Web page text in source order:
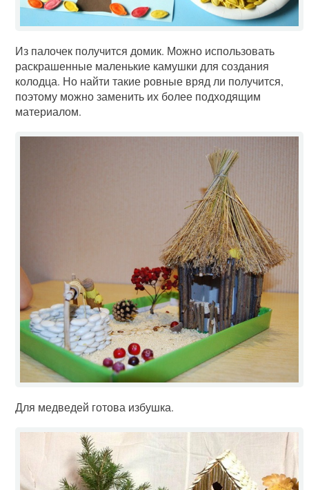
Из палочек получится домик. Можно использовать
раскрашенные маленькие камушки для создания
колодца. Но найти такие ровные вряд ли получится,
поэтому можно заменить их более подходящим
материалом.
Для медведей готова избушка.